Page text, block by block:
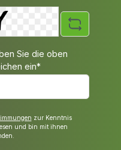
Sie die oben
ein*
zur Kenntnis
und bin mit ihnen